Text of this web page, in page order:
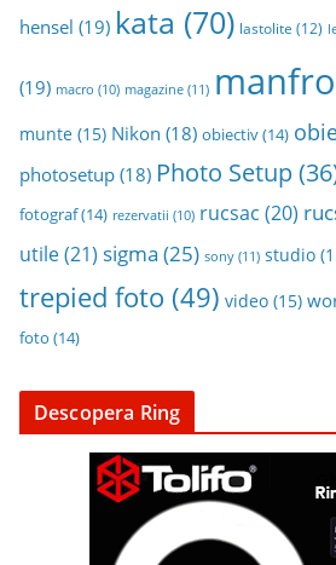
hensel (19) kata (70) lastolite (12)
(19) macro (10) magazine (11)
munte (15) Nikon (18) obiectiv(14)
photosetup (18) Photo Setup
fotograf(14) rezervatii (10) rucsac (20)
utile(21) sigma (25) sony (11) studio
trepied foto (49) video (15)
foto (14)
Descopera Ring